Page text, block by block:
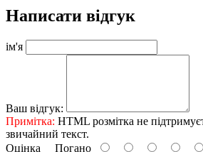
Написати відгук
ім'я
Ваш відгук:
Примітка: HTML розмітка не
звичайний текст.
Оцінка Погано